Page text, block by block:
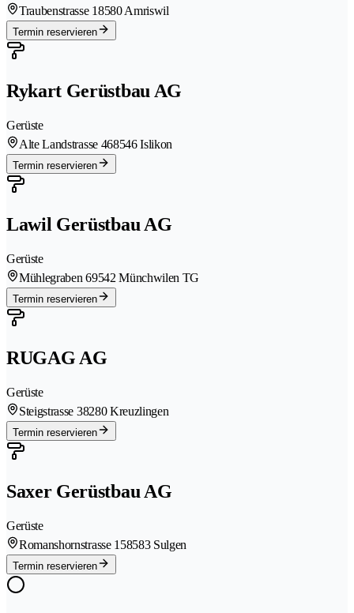
Traubenstrasse 18580 Amriswil
Termin reservieren
Rykart Gerüstbau AG
Gerüste
Alte Landstrasse 468546 Islikon
Termin reservieren
Lawil Gerüstbau AG
Gerüste
Mühlegraben 69542 Münchwilen TG
Termin reservieren
RUGAG AG
Gerüste
Steigstrasse 38280 Kreuzlingen
Termin reservieren
Saxer Gerüstbau AG
Gerüste
Romanshornstrasse 158583 Sulgen
Termin reservieren